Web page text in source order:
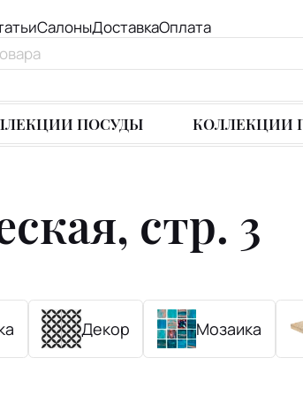
СалоныДоставкаОплата
ПОСУДЫ КОЛЛЕКЦИИ
стр. 3
Декор Мозаика